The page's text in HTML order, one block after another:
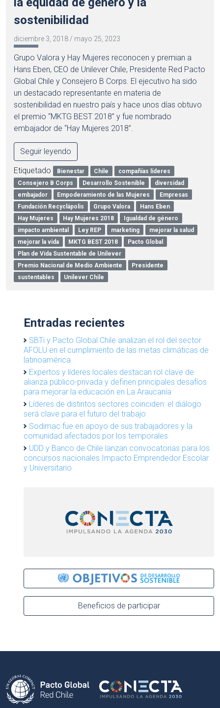
sostenibilidad
diciembre 3, 2018 / mayo 25, 2023
Grupo Valora y Hay Mujeres reconocen y premian a
Hans Eben, CEO de Unilever Chile, Presidente Red Pacto
Global Chile y Consejero B Corps. El ejecutivo ha sido
un destacado representante en materia de
sostenibilidad en nuestro país y hace unos días obtuvo
el premio “MKTG BEST 2018” y fue nombrado
embajador de “Hay Mujeres 2018”.
Seguir leyendo
Etiquetado Bienestar Chile
compañías líderes
Consejero B Corps
Desarrollo Sostenible
diversidad
embajador
Empoderamiento de las Mujeres
Empresas
Fundación Recyclápolis
Grupo Valora
Hans Eben
Hay Mujeres
Hay Mujeres 2018
Igualdad de género
impacto ambiental
Ley REP marketing
mejorar la salud
mejorar la vida
MKTG BEST 2018
Pacto Global
Plan de Vida Sustentable de Unilever
Premio Nacional de Medio Ambiente
Presidente
sustentables
Unilever Chile
Entradas recientes
SBTi y Pacto Global Chile analizan el rol del sector
AFOLU en el cumplimiento de las metas climáticas de
latinoamérica
Expertos y líderes locales destacan rol clave de
alianza público-privada y definen principales desafíos
para mejorar la educación en La Araucanía
Líderes de distintos sectores coinciden: el diálogo
será clave para el futuro del trabajo
Sodimac fue en apoyo de sus trabajadores y la
comunidad afectados por los temporales
UDD y Banco de Chile lanzan convocatorias para los
concursos nacionales Impacto Emprendedor Escolar
y Universitario
Beneficios de participar